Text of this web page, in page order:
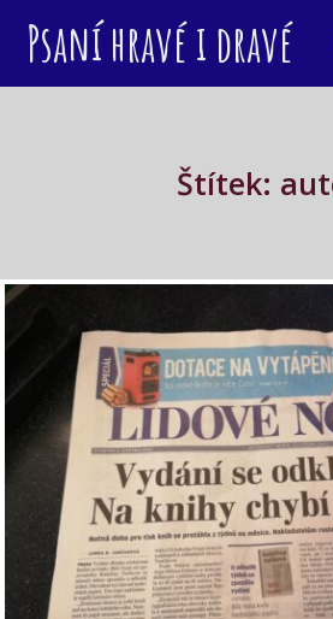
Psaní hravé i dravé
Štítek: